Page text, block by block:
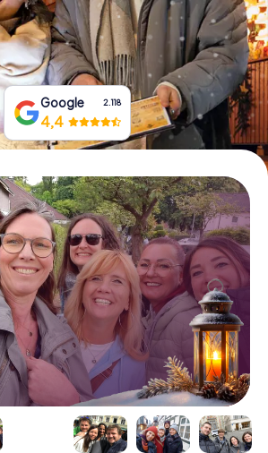
Acquista i Voucher
Google 2.118
4,4